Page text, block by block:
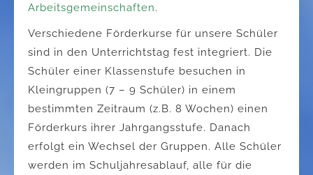
Arbeitsgemeinschaften.
Verschiedene Förderkurse für unsere Schüler
sind in den Unterrichtstag fest integriert. Die
Schüler einer Klassenstufe besuchen in
Kleingruppen (7 – 9 Schüler) in einem
bestimmten Zeitraum (z.B. 8 Wochen) einen
Förderkurs ihrer Jahrgangsstufe. Danach
erfolgt ein Wechsel der Gruppen. Alle Schüler
werden im Schuljahresablauf, alle für die